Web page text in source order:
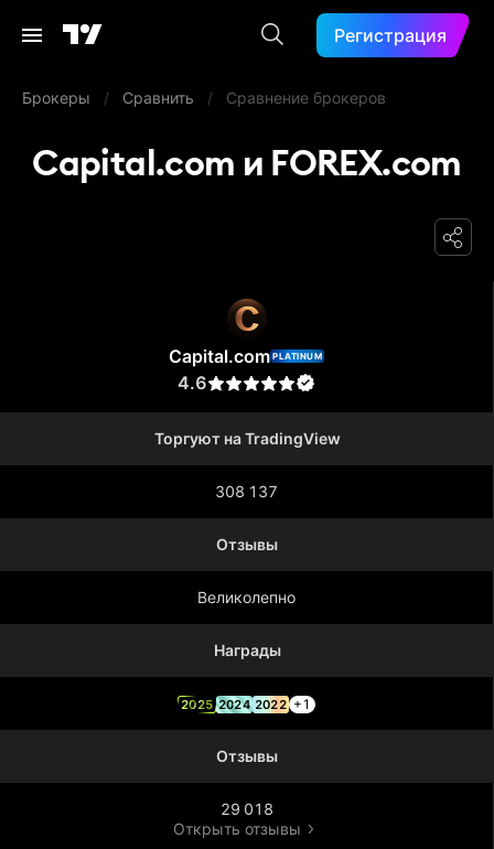
Регистрация
Брокеры / Сравнить / Сравнение брокеров
Capital.com и FOREX.com
Capital.com PLATINUM
4.6
Торгуют на TradingView
308 137
Отзывы
Великолепно
Награды
2025 2024 2022 +1
Отзывы
29 018
Открыть отзывы